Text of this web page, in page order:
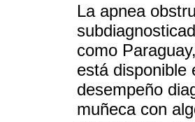
La apnea
como
está disponible
desempeño
muñeca con